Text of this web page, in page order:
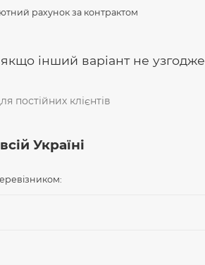
рахунок за контрактом
інший варіант не
постійних клієнтів
Україні